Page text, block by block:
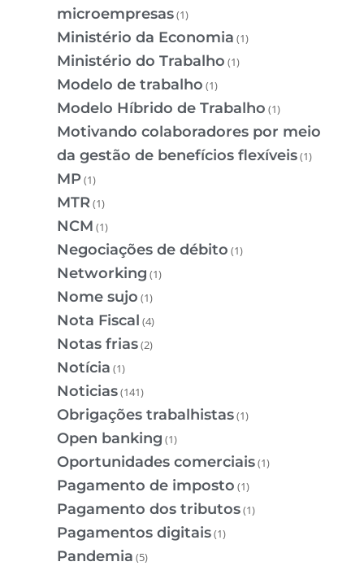
microempresas(1)
Ministério da Economia (1)
Ministério do Trabalho (1)
Modelo de trabalho (1)
Modelo Híbrido de Trabalho (1)
Motivando colaboradores por meio
da gestão de benefícios flexíveis(1)
MP(1)
MTR(1)
NCM (1)
Negociações de débito (1)
Networking (1)
Nome sujo (1)
Nota Fiscal (4)
Notas frias(2)
Notícia (1)
Noticias(141)
Obrigações trabalhistas(1)
Open banking (1)
Oportunidades comerciais(1)
Pagamento de imposto (1)
Pagamento dos tributos(1)
Pagamentos digitais(1)
Pandemia (5)